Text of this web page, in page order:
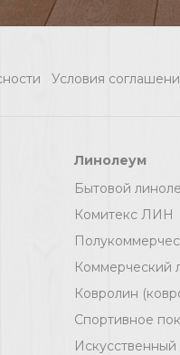
Условия
Линолеум
Бытовой
Комитекс ЛИН
Коммерческий
Ковролин
Спортивное
Искусственный